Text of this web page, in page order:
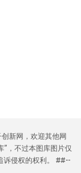
新网，欢迎其他网
”，不过本图库图片仅
诉侵权的权利。 ##--